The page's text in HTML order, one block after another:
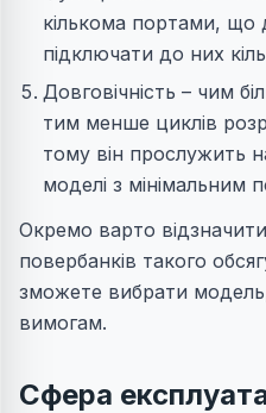
кількома портами, що
підключати до них
Довговічність – чим
тим менше циклів
тому він прослужить
моделі з мінімальним
Окремо варто
повербанків такого
зможете вибрати
вимогам.
Сфера